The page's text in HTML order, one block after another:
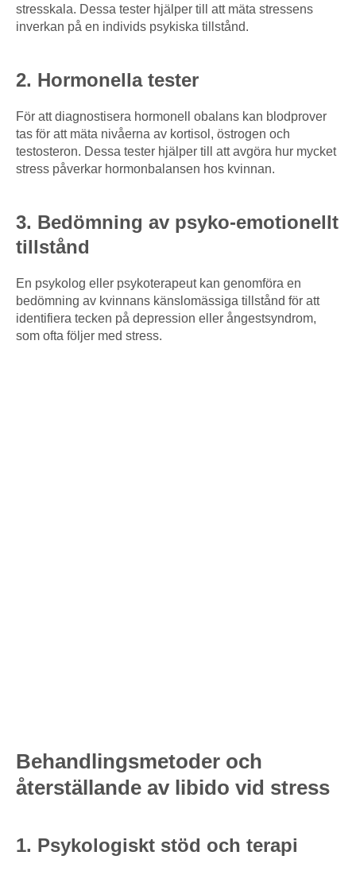
stresskala. Dessa tester hjälper till att mäta stressens
inverkan på en individs psykiska tillstånd.
2. Hormonella tester
För att diagnostisera hormonell obalans kan blodprover
tas för att mäta nivåerna av kortisol, östrogen och
testosteron. Dessa tester hjälper till att avgöra hur mycket
stress påverkar hormonbalansen hos kvinnan.
3. Bedömning av psyko-emotionellt
tillstånd
En psykolog eller psykoterapeut kan genomföra en
bedömning av kvinnans känslomässiga tillstånd för att
identifiera tecken på depression eller ångestsyndrom,
som ofta följer med stress.
Behandlingsmetoder och
återställande av libido vid stress
1. Psykologiskt stöd och terapi